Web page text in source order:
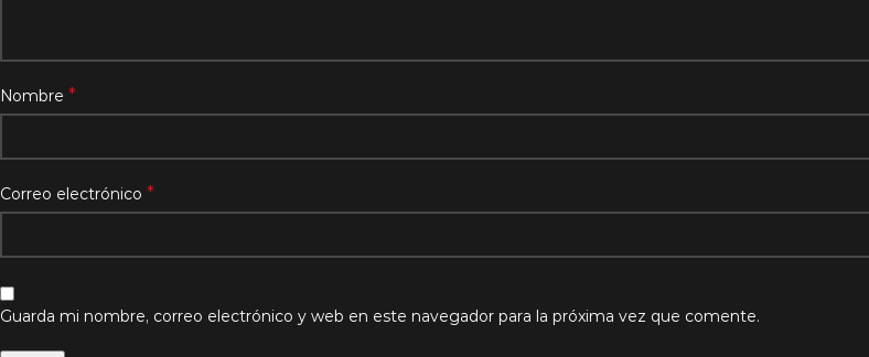
Nombre *
Correo electrónico *
Guarda mi nombre, correo electrónico y web en este navegador para la próxima vez que comente.